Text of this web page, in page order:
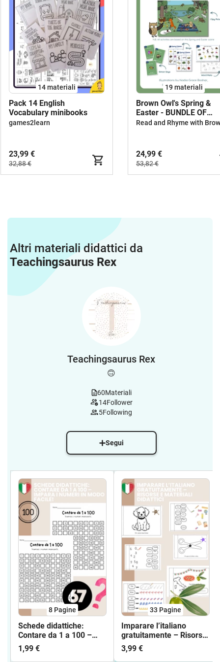
14 materiali
Pack 14 English
Vocabulary minibooks
games2learn
23,99 €
32,88 €
19 materiali
Brown Owl's Spring &
Easter - BUNDLE OF
ACTIVITIES
24,99 €
53,82 €
Altri materiali didattici da
Teachingsaurus Rex
Teachingsaurus Rex
🙃
60Materiali
14Follower
5Following
Segui
8 Pagine
Schede didattiche:
Contare da 1 a 100 –
Impara i numeri in modo
facile
1,99 €
33 Pagine
Imparare l’italiano
gratuitamente – Risorse
e materiali didattici
3,99 €